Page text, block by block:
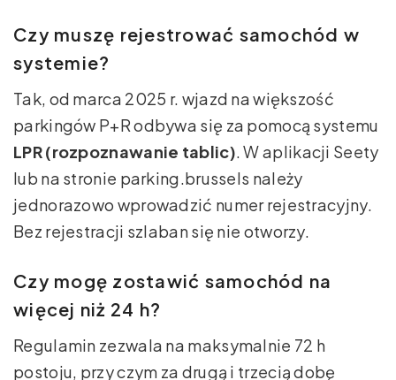
Czy muszę rejestrować samochód w
systemie?
Tak, od marca 2025 r. wjazd na większość
parkingów P+R odbywa się za pomocą systemu
LPR (rozpoznawanie tablic). W aplikacji Seety
lub na stronie parking.brussels należy
jednorazowo wprowadzić numer rejestracyjny.
Bez rejestracji szlaban się nie otworzy.
Czy mogę zostawić samochód na
więcej niż 24 h?
Regulamin zezwala na maksymalnie 72 h
postoju, przy czym za drugą i trzecią dobę